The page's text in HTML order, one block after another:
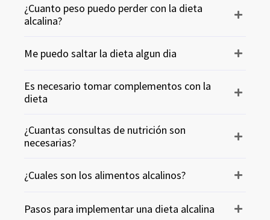
¿Cuanto peso puedo perder con la dieta
alcalina?
Me puedo saltar la dieta algun dia
Es necesario tomar complementos con la
dieta
¿Cuantas consultas de nutrición son
necesarias?
¿Cuales son los alimentos alcalinos?
Pasos para implementar una dieta alcalina